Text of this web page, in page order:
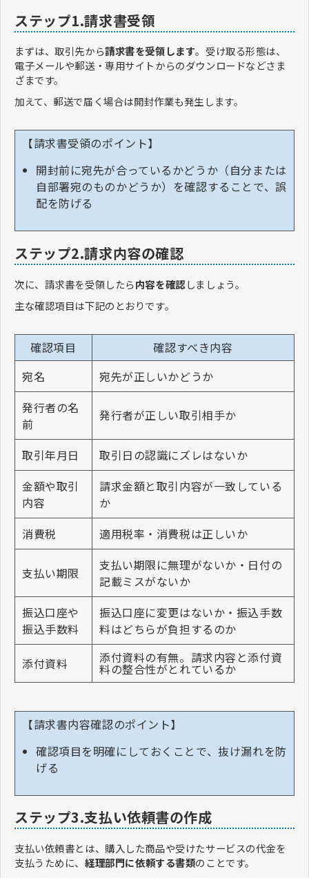
ステップ1.請求書受領
まずは、取引先から請求書を受領します。受け取る形態は、
電子メールや郵送・専用サイトからのダウンロードなどさま
ざまです。
加えて、郵送で届く場合は開封作業も発生します。
【請求書受領のポイント】
開封前に宛先が合っているかどうか（自分または
自部署宛のものかどうか）を確認することで、誤
配を防げる
ステップ2.請求内容の確認
次に、請求書を受領したら内容を確認しましょう。
主な確認項目は下記のとおりです。
確認項目
確認すべき内容
宛名
宛先が正しいかどうか
発行者の名
前
発行者が正しい取引相手か
取引年月日
取引日の認識にズレはないか
金額や取引
内容
請求金額と取引内容が一致している
か
消費税
適用税率・消費税は正しいか
支払い期限
支払い期限に無理がないか・日付の
記載ミスがないか
振込口座や
振込手数料
振込口座に変更はないか・振込手数
料はどちらが負担するのか
添付資料 添付資料の有無。請求内容と添付資
料の整合性がとれているか
【請求書内容確認のポイント】
確認項目を明確にしておくことで、抜け漏れを防
げる
ステップ3.支払い依頼書の作成
支払い依頼書とは、購入した商品や受けたサービスの代金を
支払うために、経理部門に依頼する書類のことです。